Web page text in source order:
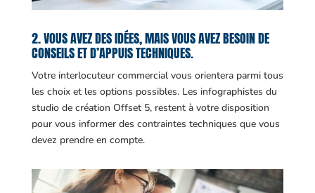
2. VOUS AVEZ DES IDÉES, MAIS VOUS AVEZ BESOIN DE
CONSEILS ET D’APPUIS TECHNIQUES.
Votre interlocuteur commercial vous orientera parmi tous
les choix et les options possibles. Les infographistes du
studio de création Offset 5, restent à votre disposition
pour vous informer des contraintes techniques que vous
devez prendre en compte.